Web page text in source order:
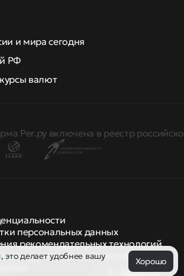
и мира сегодня
РФ
валют
Рег.ру включена в реестр
персональных данных
рекомендательных технологий
и другиеправила и политики
, это делает удобнее вашу
Хорошо